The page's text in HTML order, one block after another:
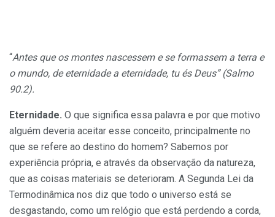
“Antes que os montes nascessem e se formassem a terra e
o mundo, de eternidade a eternidade, tu és Deus” (Salmo
90.2).
Eternidade. O que significa essa palavra e por que motivo
alguém deveria aceitar esse conceito, principalmente no
que se refere ao destino do homem? Sabemos por
experiência própria, e através da observação da natureza,
que as coisas materiais se deterioram. A Segunda Lei da
Termodinâmica nos diz que todo o universo está se
desgastando, como um relógio que está perdendo a corda,